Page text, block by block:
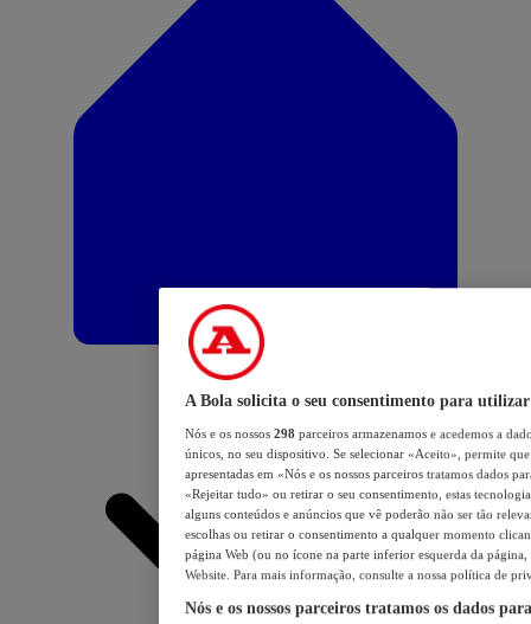
A Bola solicita o seu consentimento para utilizar
Nós e os nossos 298 parceiros armazenamos e acedemos a
únicos, no seu dispositivo. Se selecionar «Aceito», permite
apresentadas em «Nós e os nossos parceiros tratamos dados
«Rejeitar tudo» ou retirar o seu consentimento, estas
alguns conteúdos e anúncios que vê poderão não ser tão
escolhas ou retirar o consentimento a qualquer momento
página Web (ou no ícone na parte inferior esquerda da página,
Website. Para mais informação, consulte a nossa política de
Nós e os nossos parceiros tratamos os dados